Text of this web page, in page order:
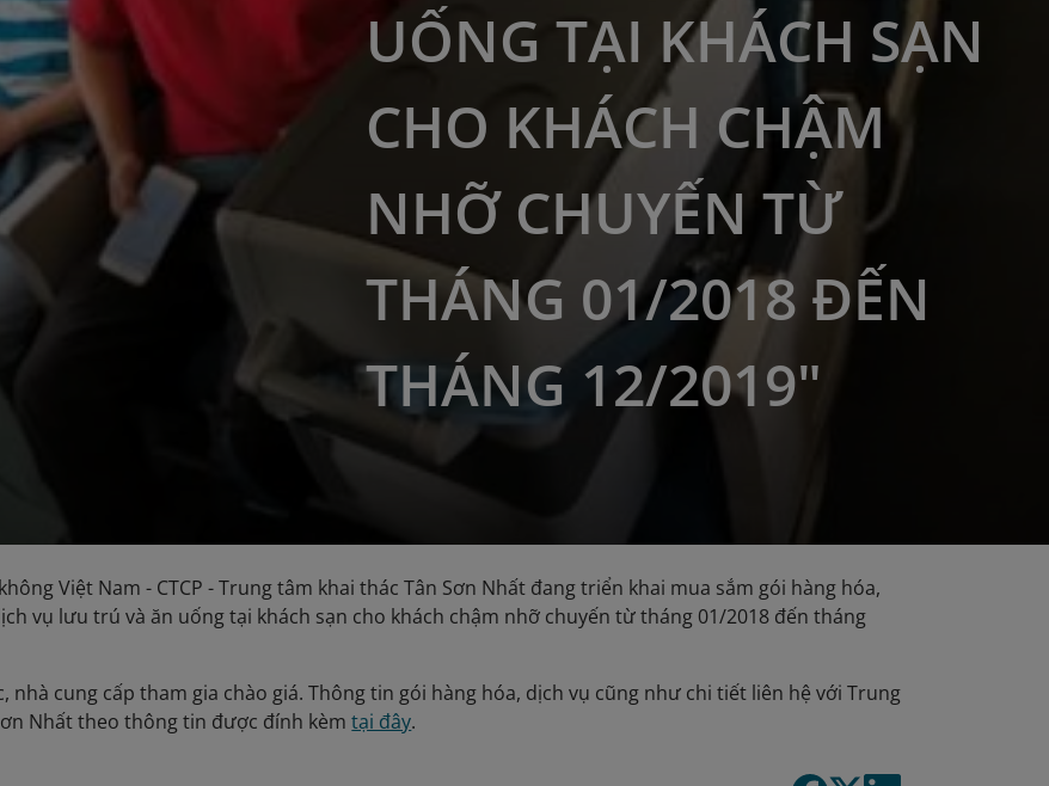
UỐNG TẠI KHÁCH SẠN
CHO KHÁCH CHẬM
NHỠ CHUYẾN TỪ
THÁNG 01/2018 ĐẾN
THÁNG 12/2019"
Việt Nam - CTCP - Trung tâm khai thác Tân Sơn Nhất đang triển khai mua sắm gói hàng hóa,
vụ lưu trú và ăn uống tại khách sạn cho khách chậm nhỡ chuyến từ tháng 01/2018 đến tháng
nhà cung cấp tham gia chào giá. Thông tin gói hàng hóa, dịch vụ cũng như chi tiết liên hệ với Trung
Nhất theo thông tin được đính kèmtại đây.